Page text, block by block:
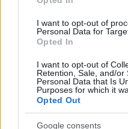
I want to opt-out of
Personal Data for
Opted In
I want to opt-out of
Retention, Sale, and/or
Personal Data that Is
Purposes for which it
Opted Out
Google consents
tacológia
világevő•2021. január 19.
Az autentikus mexikói
sajnos alaposan
alapvetően a tex-mex